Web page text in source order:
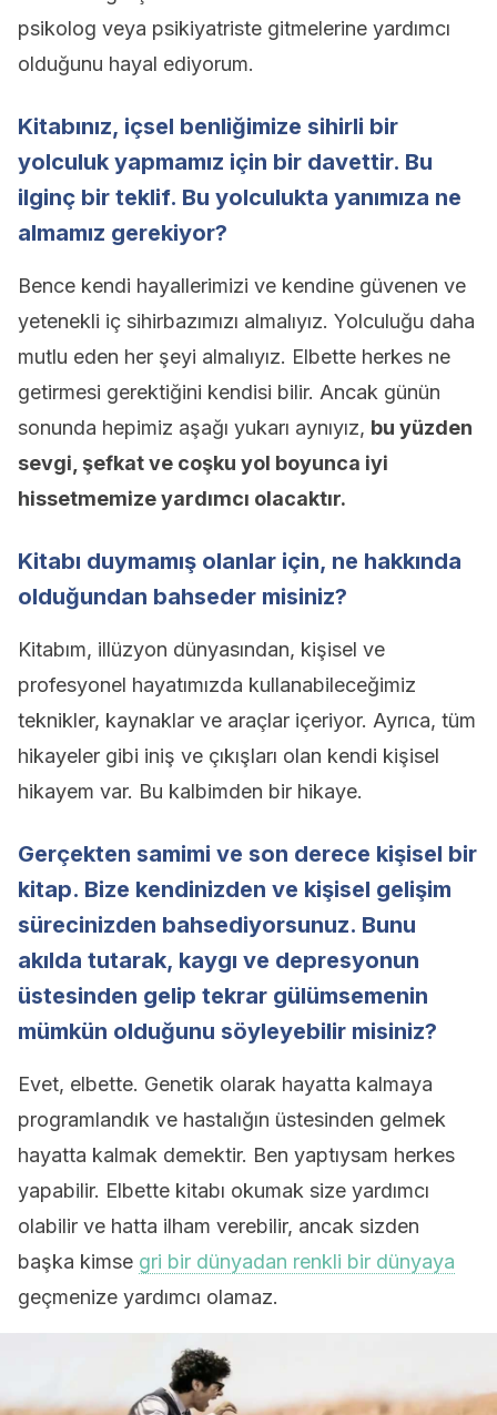
psikolog veya psikiyatriste gitmelerine yardımcı
olduğunu hayal ediyorum.
Kitabınız, içsel benliğimize sihirli bir
yolculuk yapmamız için bir davettir. Bu
ilginç bir teklif. Bu yolculukta yanımıza ne
almamız gerekiyor?
Bence kendi hayallerimizi ve kendine güvenen ve
yetenekli iç sihirbazımızı almalıyız. Yolculuğu daha
mutlu eden her şeyi almalıyız. Elbette herkes ne
getirmesi gerektiğini kendisi bilir. Ancak günün
sonunda hepimiz aşağı yukarı aynıyız, bu yüzden
sevgi, şefkat ve coşku yol boyunca iyi
hissetmemize yardımcı olacaktır.
Kitabı duymamış olanlar için, ne hakkında
olduğundan bahseder misiniz?
Kitabım, illüzyon dünyasından, kişisel ve
profesyonel hayatımızda kullanabileceğimiz
teknikler, kaynaklar ve araçlar içeriyor. Ayrıca, tüm
hikayeler gibi iniş ve çıkışları olan kendi kişisel
hikayem var. Bu kalbimden bir hikaye.
Gerçekten samimi ve son derece kişisel bir
kitap. Bize kendinizden ve kişisel gelişim
sürecinizden bahsediyorsunuz. Bunu
akılda tutarak, kaygı ve depresyonun
üstesinden gelip tekrar gülümsemenin
mümkün olduğunu söyleyebilir misiniz?
Evet, elbette. Genetik olarak hayatta kalmaya
programlandık ve hastalığın üstesinden gelmek
hayatta kalmak demektir. Ben yaptıysam herkes
yapabilir. Elbette kitabı okumak size yardımcı
olabilir ve hatta ilham verebilir, ancak sizden
başka kimse gri bir dünyadan renkli bir dünyaya
geçmenize yardımcı olamaz.